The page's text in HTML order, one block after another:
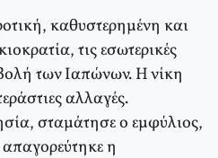
καθυστερημένη και
τις εσωτερικές
των Ιαπώνων. Η νίκη
αλλαγές.
σταμάτησε ο εμφύλιος,
η